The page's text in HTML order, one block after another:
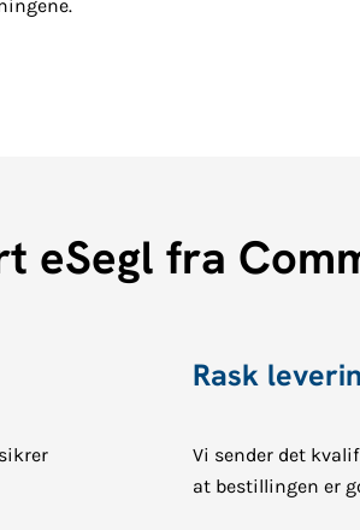
eSegl fra
Rask
Vi sender det
at bestillingen er